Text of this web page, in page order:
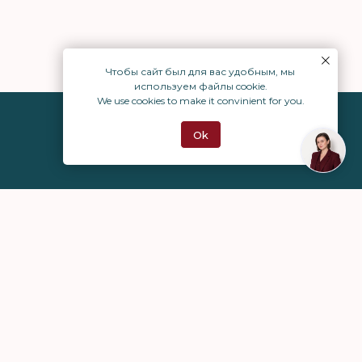
Чтобы сайт был для вас удобным, мы
используем файлы cookie.
We use cookies to make it convinient for you.
Ok